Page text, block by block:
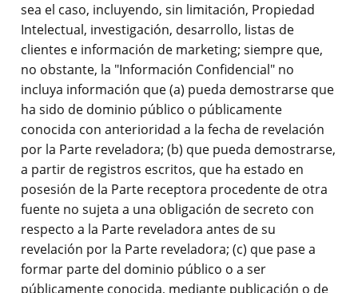
sea el caso, incluyendo, sin limitación, Propiedad
Intelectual, investigación, desarrollo, listas de
clientes e información de marketing; siempre que,
no obstante, la "Información Confidencial" no
incluya información que (a) pueda demostrarse que
ha sido de dominio público o públicamente
conocida con anterioridad a la fecha de revelación
por la Parte reveladora; (b) que pueda demostrarse,
a partir de registros escritos, que ha estado en
posesión de la Parte receptora procedente de otra
fuente no sujeta a una obligación de secreto con
respecto a la Parte reveladora antes de su
revelación por la Parte reveladora; (c) que pase a
formar parte del dominio público o a ser
públicamente conocida, mediante publicación o de